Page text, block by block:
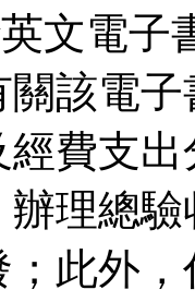
電子
關該電
經費支
理總
此外